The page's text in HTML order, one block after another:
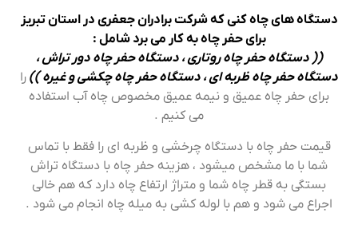
دستگاه های چاه کنی که شرکت برادران جعفری در استان تبریز
برای حفر چاه به کار می برد شامل :
(( دستگاه حفر چاه روتاری ، دستگاه حفر چاه دور تراش ،
دستگاه حفر چاه ظربه ای ، دستگاه حفر چاه چکشی و غیره )) را
برای حفر چاه عمیق و نیمه عمیق مخصوص چاه آب استفاده
می کنیم .
قیمت حفر چاه با دستگاه چرخشی و ظربه ای را فقط با تماس
شما با ما مشخص میشود ، هزینه حفر چاه با دستگاه تراش
بستگی به قطر چاه شما و متراژ ارتفاع چاه دارد که هم خالی
اجراع می شود و هم با لوله کشی به میله چاه انجام می شود .